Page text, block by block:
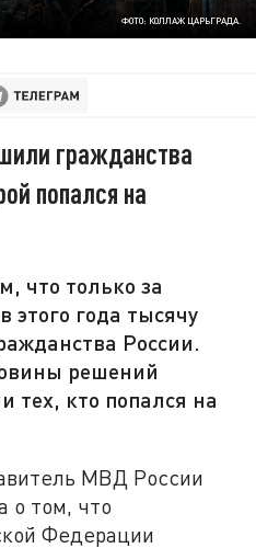
ФОТО: КОЛЛАЖ ЦАРЬГРАДА.
гражданства
попался на
что только за
этого года тысячу
России.
решений
тех, кто попался на
МВД России
о том, что
Федерации